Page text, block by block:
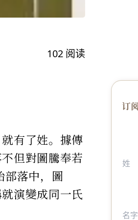
102 阅读
有了姓。據傳
但對圖騰奉若
部落中，圖
演變成同一氏
订